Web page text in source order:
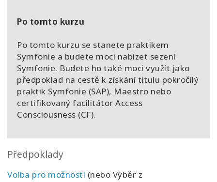
Po tomto kurzu
Po tomto kurzu se stanete praktikem
Symfonie a budete moci nabízet sezení
Symfonie. Budete ho také moci využít jako
předpoklad na cestě k získání titulu pokročilý
praktik Symfonie (SAP), Maestro nebo
certifikovaný facilitátor Access
Consciousness (CF).
Předpoklady
Volba pro možnosti (nebo Výběr z